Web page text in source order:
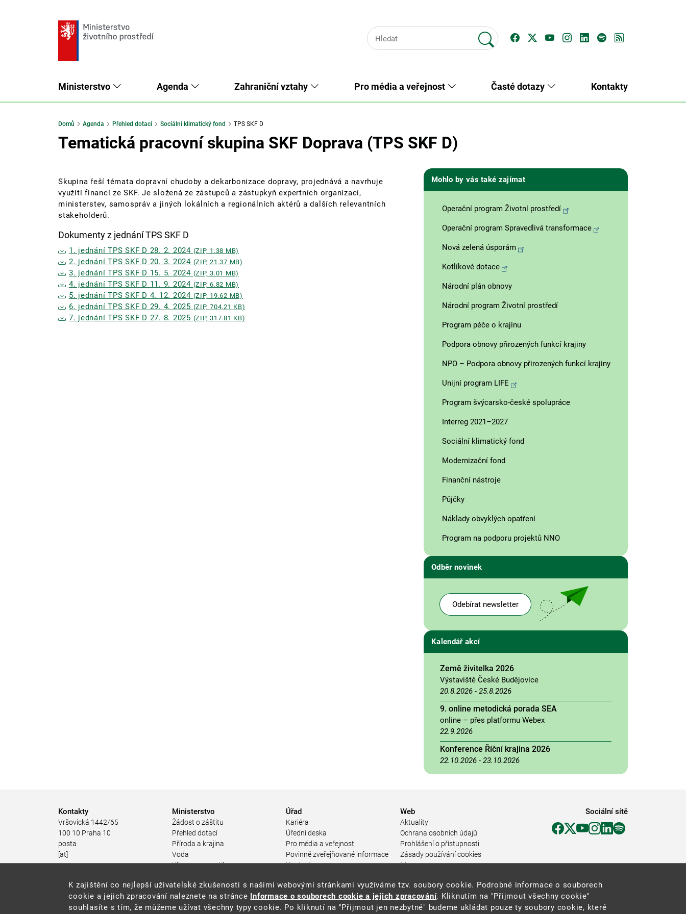
Ministerstvo Agenda Zahraniční vztahy Pro média a veřejnost Časté dotazy Kontakty
Domů Agenda Přehled dotací Sociální klimatický fond TPS SKF D
Tematická pracovní skupina SKF Doprava (TPS SKF D)
Skupina řeší témata dopravní chudoby a dekarbonizace dopravy, projednává a navrhuje
využití financí ze SKF. Je složená ze zástupců a zástupkyň expertních organizací,
ministerstev, samospráv a jiných lokálních a regionálních aktérů a dalších relevantních
stakeholderů.
Dokumenty z jednání TPS SKF D
1. jednání TPS SKF D 28. 2. 2024 (ZIP, 1.38 MB)
2. jednání TPS SKF D 20. 3. 2024 (ZIP, 21.37 MB)
3. jednání TPS SKF D 15. 5. 2024 (ZIP, 3.01 MB)
4. jednání TPS SKF D 11. 9. 2024 (ZIP, 6.82 MB)
5. jednání TPS SKF D 4. 12. 2024 (ZIP, 19.62 MB)
6. jednání TPS SKF D 29. 4. 2025 (ZIP, 704.21 KB)
7. jednání TPS SKF D 27. 8. 2025 (ZIP, 317.81 KB)
Mohlo by vás také zajímat
Operační program Životní prostředí
Operační program Spravedlivá transformace
Nová zelená úsporám
Kotlíkové dotace
Národní plán obnovy
Národní program Životní prostředí
Program péče o krajinu
Podpora obnovy přirozených funkcí krajiny
NPO – Podpora obnovy přirozených funkcí krajiny
Unijní program LIFE
Program švýcarsko-české spolupráce
Interreg 2021–2027
Sociální klimatický fond
Modernizační fond
Finanční nástroje
Půjčky
Náklady obvyklých opatření
Program na podporu projektů NNO
Odběr novinek
Odebírat newsletter
Kalendář akcí
Země živitelka 2026
Výstaviště České Budějovice
20.8.2026 - 25.8.2026
9. online metodická porada SEA
online – přes platformu Webex
22.9.2026
Konference Říční krajina 2026
22.10.2026 - 23.10.2026
Kontakty
Vršovická 1442/65
100 10 Praha 10
posta
[at]
mzp.gov.cz
+420 267 121 111
Ministerstvo
Žádost o záštitu
Přehled dotací
Příroda a krajina
Voda
Klima a energetika
Odpadové hospodářství
Rizika pro životní prostředí
Stav životního prostředí
Úřad
Kariéra
Úřední deska
Pro média a veřejnost
Povinně zveřejňované informace
Kontakty
(PDF, 204 kB)
Web
Aktuality
Ochrana osobních údajů
Prohlášení o přístupnosti
Zásady používání cookies
Mapa webu
Sociální sítě
K zajištění co nejlepší uživatelské zkušenosti s našimi webovými stránkami využíváme tzv. soubory cookie. Podrobné informace o souborech
cookie a jejich zpracování naleznete na stránce Informace o souborech cookie a jejich zpracování. Kliknutím na "Přijmout všechny cookie"
souhlasíte s tím, že můžeme užívat všechny typy cookie. Po kliknutí na "Přijmout jen nezbytné" budeme ukládat pouze ty soubory cookie, které